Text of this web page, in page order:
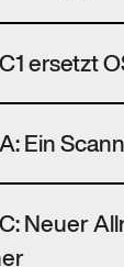
ersetzt
Ein
Neuer